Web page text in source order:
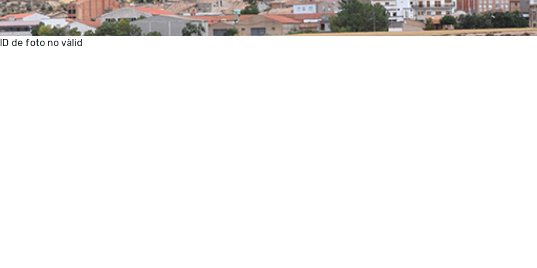
ID de foto no vàlid